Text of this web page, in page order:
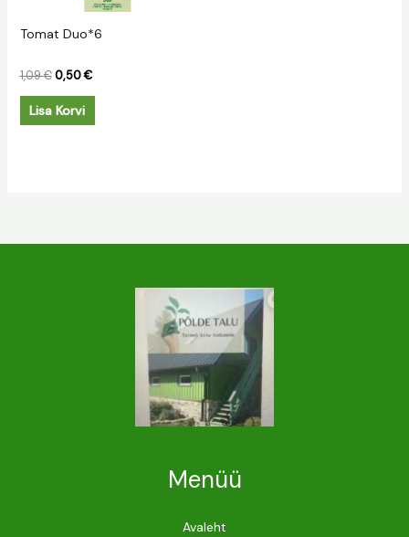
Tomat Duo*6
1,09€ 0,50€
Lisa Korvi
Menüü
Avaleht